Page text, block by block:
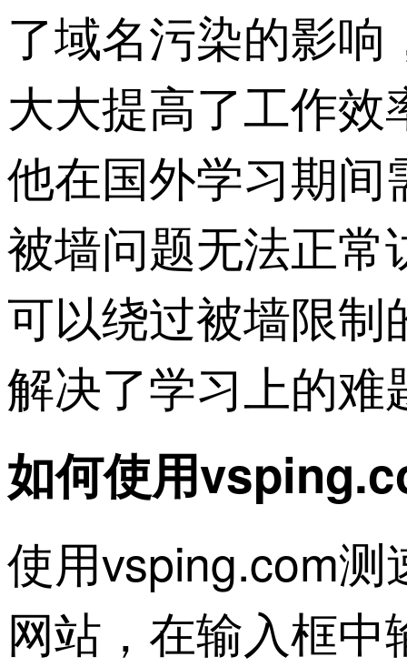
了域名污染的影
大大提高了工作
他在国外学习期
被墙问题无法正常
可以绕过被墙限
解决了学习上的难
如何使用
使用vsping.com
网站，在输入框